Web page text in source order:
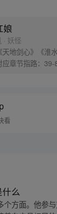
娘
· 妖怪
天地剑心》《淮
应章节指路：39-
看
么
个方面。他参